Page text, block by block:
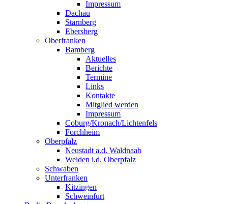
Impressum
Dachau
Starnberg
Ebersberg
Oberfranken
Bamberg
Aktuelles
Berichte
Termine
Links
Kontakte
Mitglied werden
Impressum
Coburg/Kronach/Lichtenfels
Forchheim
Oberpfalz
Neustadt a.d. Waldnaab
Weiden i.d. Oberpfalz
Schwaben
Unterfranken
Kitzingen
Schweinfurt